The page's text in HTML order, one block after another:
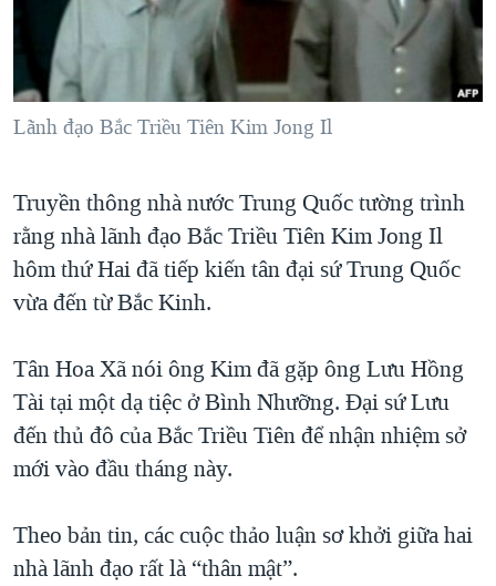
"Tìm"NGƯỜI VIỆT HẢI NGOẠI
ĐỜI SỐNG
KINH TẾ
KHOA HỌC
THỂ THAO
GIÁO DỤC
TẠI
HÀNH TRÌNH BẦU CỬ 2024
MỘT NĂM CHIẾN TRANH TẠI DẢI GAZA
GIẢI MÃ VÀNH ĐAI & CON ĐƯỜNG
TRỊNH VĨNH BÌNH - NGƯỜI HẠ 'BÊN THẮNG CUỘC'
GROUND ZERO – XƯA VÀ NAY
CHI PHÍ CHIẾN TRANH AFGHANISTAN
THƯỢNG ĐỈNH TRUMP-KIM TẠI VIỆT NAM
TRỊNH VĨNH BÌNH VS. CHÍNH PHỦ VIỆT NAM
NGƯ DÂN VIỆT VÀ LÀN SÓNG TRỘM HẢI SÂM
BÊN KIA QUỐC LỘ: TIẾNG VỌNG TỪ NÔNG THÔN MỸ
QUAN HỆ VIỆT MỸ
VIDEO
NGHE
MẠNG XÃ HỘI
Ngôn ngữ khác
Lãnh đạo Bắc Triều Tiên Kim Jong Il
Truyền thông nhà nước Trung Quốc tường trình
rằng nhà lãnh đạo Bắc Triều Tiên Kim Jong Il
hôm thứ Hai đã tiếp kiến tân đại sứ Trung Quốc
vừa đến từ Bắc Kinh.
Tân Hoa Xã nói ông Kim đã gặp ông Lưu Hồng
Tài tại một dạ tiệc ở Bình Nhưỡng. Đại sứ Lưu
đến thủ đô của Bắc Triều Tiên để nhận nhiệm sở
mới vào đầu tháng này.
Theo bản tin, các cuộc thảo luận sơ khởi giữa hai
nhà lãnh đạo rất là “thân mật”.